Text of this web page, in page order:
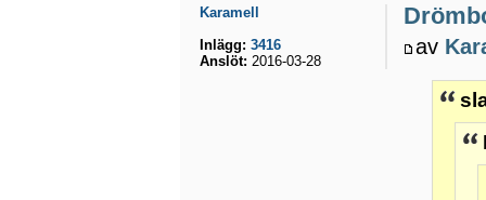
av
Karamell
Inlägg: 3416
Anslöt: 2016-03-28